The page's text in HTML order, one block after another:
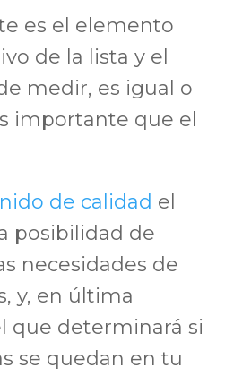
es el elemento
de la lista y el
medir, es igual o
importante que el
de calidad el
posibilidad de
necesidades de
y, en última
que determinará si
se quedan en tu